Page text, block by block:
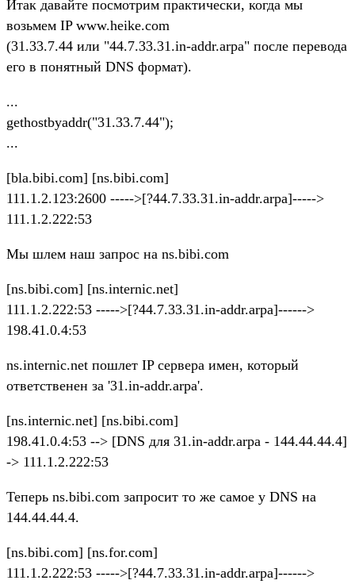
Итак давайте посмотрим практически, когда мы
возьмем IP www.heike.com
(31.33.7.44 или "44.7.33.31.in-addr.arpa" после перевода
его в понятный DNS формат).
...
gethostbyaddr("31.33.7.44");
...
[bla.bibi.com] [ns.bibi.com]
111.1.2.123:2600 ----->[?44.7.33.31.in-addr.arpa]----->
111.1.2.222:53
Мы шлем наш запрос на ns.bibi.com
[ns.bibi.com] [ns.internic.net]
111.1.2.222:53 ----->[?44.7.33.31.in-addr.arpa]------>
198.41.0.4:53
ns.internic.net пошлет IP сервера имен, который
ответственен за '31.in-addr.arpa'.
[ns.internic.net] [ns.bibi.com]
198.41.0.4:53 --> [DNS для 31.in-addr.arpa - 144.44.44.4]
-> 111.1.2.222:53
Теперь ns.bibi.com запросит то же самое у DNS на
144.44.44.4.
[ns.bibi.com] [ns.for.com]
111.1.2.222:53 ----->[?44.7.33.31.in-addr.arpa]------>